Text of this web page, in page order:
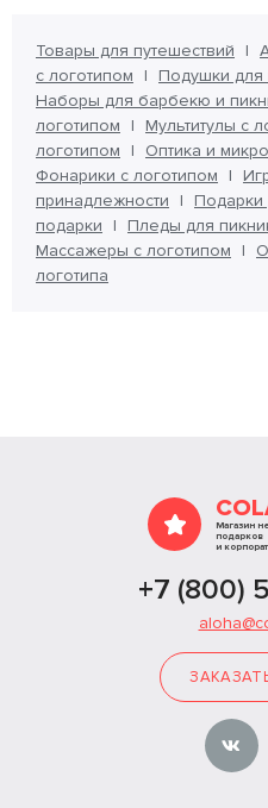
Товары для путешествий
с логотипом
Подушки для
Наборы для барбекю и
логотипом
Мультитулы с
логотипом
Оптика и
Фонарики с логотипом
принадлежности
Подарки
подарки
Пледы для
Массажеры с логотипом
логотипа
Магазин
подарков
и
+7 (800)